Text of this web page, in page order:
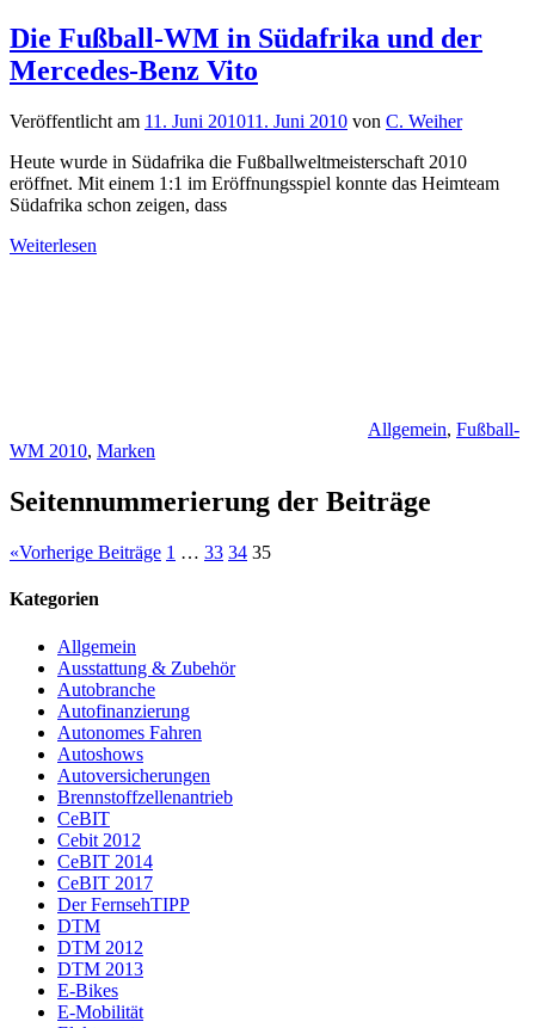
Die Fußball-WM in Südafrika und der
Mercedes-Benz Vito
Veröffentlicht am 11. Juni 201011. Juni 2010 von C. Weiher
Heute wurde in Südafrika die Fußballweltmeisterschaft 2010
eröffnet. Mit einem 1:1 im Eröffnungsspiel konnte das Heimteam
Südafrika schon zeigen, dass
Weiterlesen
Allgemein, Fußball-
WM 2010, Marken
Seitennummerierung der Beiträge
«Vorherige Beiträge 1 … 33 34 35
Kategorien
Allgemein
Ausstattung & Zubehör
Autobranche
Autofinanzierung
Autonomes Fahren
Autoshows
Autoversicherungen
Brennstoffzellenantrieb
CeBIT
Cebit 2012
CeBIT 2014
CeBIT 2017
Der FernsehTIPP
DTM
DTM 2012
DTM 2013
E-Bikes
E-Mobilität